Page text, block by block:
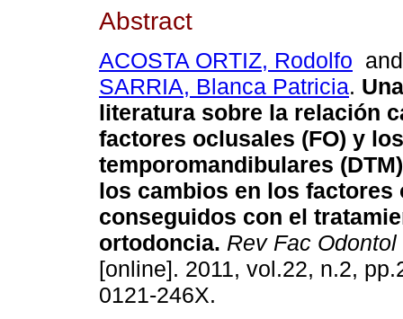
Abstract
ACOSTA ORTIZ, Rodolfo
SARRIA, Blanca Patricia.
literatura sobre la relación
factores oclusales (FO) y
temporomandibulares
los cambios en los factores
conseguidos con el
ortodoncia. Rev Fac
[online]. 2011, vol.22, n.2,
0121-246X.